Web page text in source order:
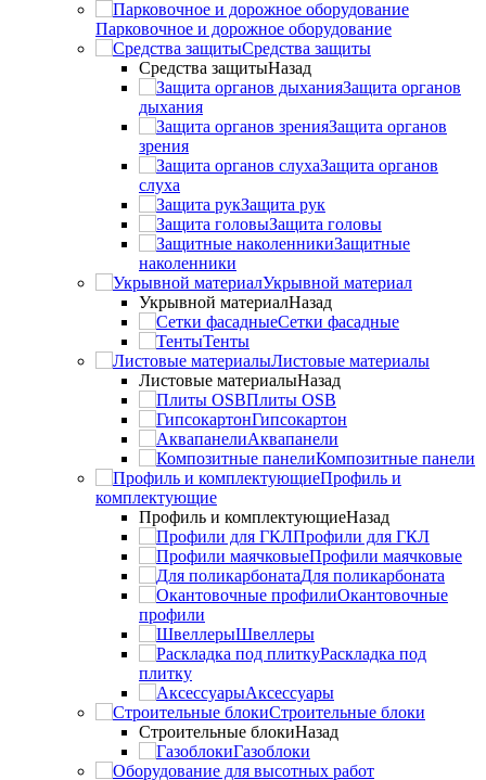
Парковочное и дорожное оборудование
Средства защиты
Средства защитыНазад
Защита органов
дыхания
Защита органов
зрения
Защита органов
слуха
Защита рук
Защита головы
Защитные
наколенники
Укрывной материал
Укрывной материалНазад
Сетки фасадные
Тенты
Листовые материалы
Листовые материалыНазад
Плиты OSB
Гипсокартон
Аквапанели
Композитные панели
Профиль и
комплектующие
Профиль и комплектующиеНазад
Профили для ГКЛ
Профили маячковые
Для поликарбоната
Окантовочные
профили
Швеллеры
Раскладка под
плитку
Аксессуары
Строительные блоки
Строительные блокиНазад
Газоблоки